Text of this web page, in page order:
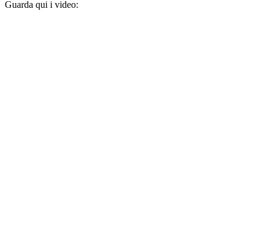
Guarda qui i video: